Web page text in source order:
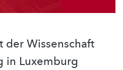
der Wissenschaft
in Luxemburg